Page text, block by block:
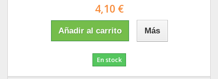
4,10 €
Añadir al carrito Más
En stock